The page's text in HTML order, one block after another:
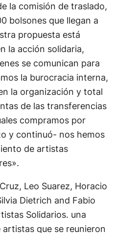
la comisión de traslado,
bolsones que llegan a
propuesta está
la acción solidaria,
se comunican para
la burocracia interna,
la organización y total
de las transferencias
compramos por
y continuó- nos hemos
de artistas